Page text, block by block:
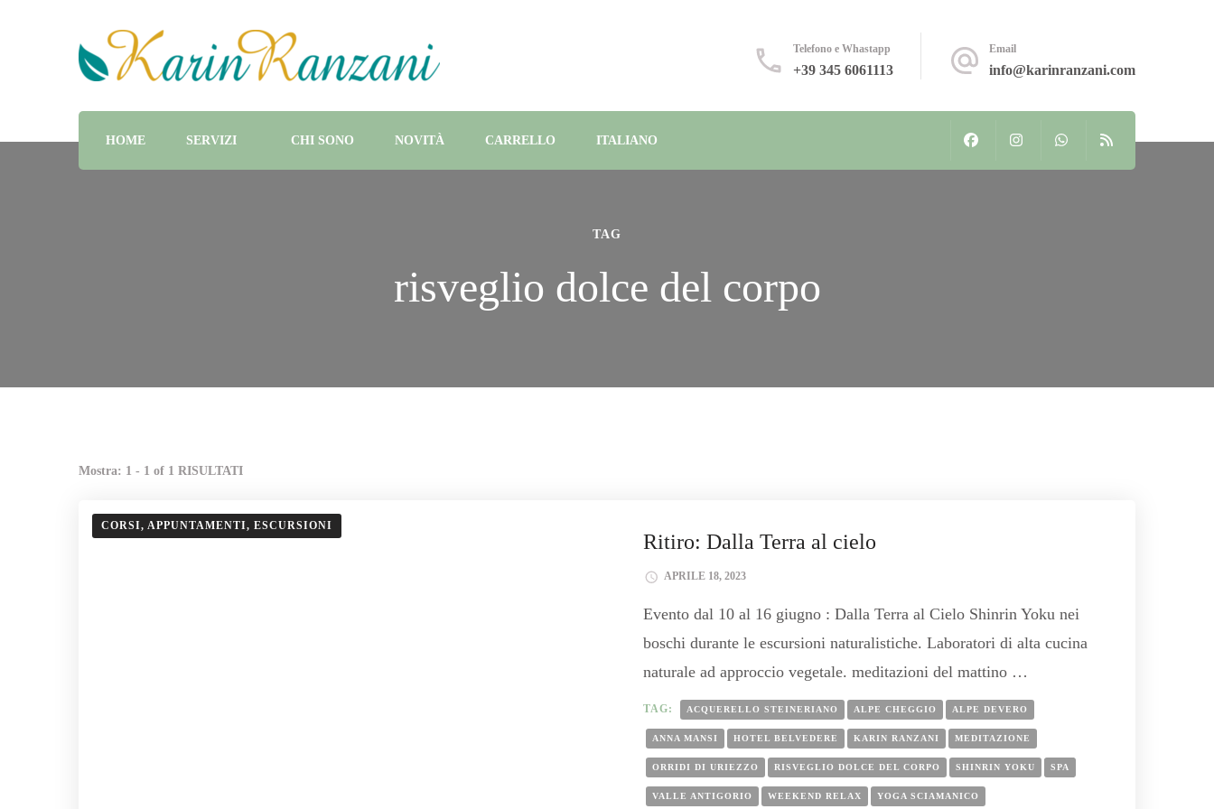
Karin Ranzani
Guida Turistica e Naturalistica, Naturopata e chef di alta cucina 100% vegetale Telefono e Whastapp
+39 345 6061113
Email
info@karinranzani.com
HOME SERVIZI CHI SONO NOVITÀ CARRELLO ITALIANO
TAG
risveglio dolce del corpo
Mostra: 1 - 1 of 1 RISULTATI
CORSI, APPUNTAMENTI, ESCURSIONI
Ritiro: Dalla Terra al cielo
APRILE 18, 2023
Evento dal 10 al 16 giugno : Dalla Terra al Cielo Shinrin Yoku nei
boschi durante le escursioni naturalistiche. Laboratori di alta cucina
naturale ad approccio vegetale. meditazioni del mattino …
TAG: ACQUERELLO STEINERIANO ALPE CHEGGIO ALPE DEVERO
ANNA MANSI HOTEL BELVEDERE KARIN RANZANI MEDITAZIONE
ORRIDI DI URIEZZO RISVEGLIO DOLCE DEL CORPO SHINRIN YOKU SPA
VALLE ANTIGORIO WEEKEND RELAX YOGA SCIAMANICO